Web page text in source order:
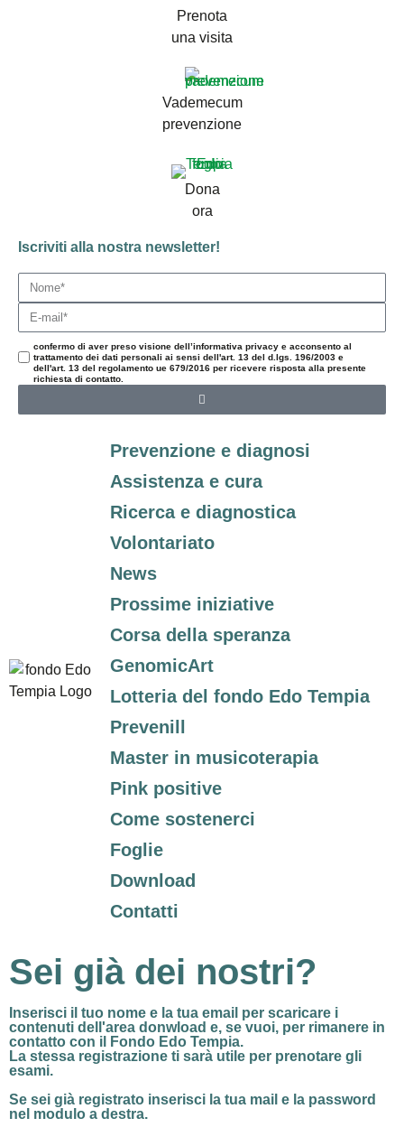
Prenota
una visita
Vademecum
prevenzione
Dona
ora
Iscriviti alla nostra newsletter!
confermo di aver preso visione dell’informativa privacy e acconsento al
trattamento dei dati personali ai sensi dell'art. 13 del d.lgs. 196/2003 e
dell'art. 13 del regolamento ue 679/2016 per ricevere risposta alla presente
richiesta di contatto.
Prevenzione e diagnosi
Assistenza e cura
Ricerca e diagnostica
Volontariato
News
Prossime iniziative
Corsa della speranza
GenomicArt
Lotteria del fondo Edo Tempia
Prevenill
Master in musicoterapia
Pink positive
Come sostenerci
Foglie
Download
Contatti
Sei già dei nostri?
Inserisci il tuo nome e la tua email per scaricare i
contenuti dell'area donwload e, se vuoi, per rimanere in
contatto con il Fondo Edo Tempia.
La stessa registrazione ti sarà utile per prenotare gli
esami.
Se sei già registrato inserisci la tua mail e la password
nel modulo a destra.